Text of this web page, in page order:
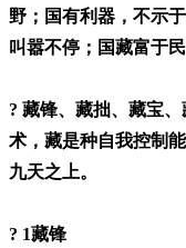
野；国有利器，不示
叫嚣不停；国藏富于
? 藏锋、藏拙、藏宝
术，藏是种自我控制
九天之上。
? 1藏锋